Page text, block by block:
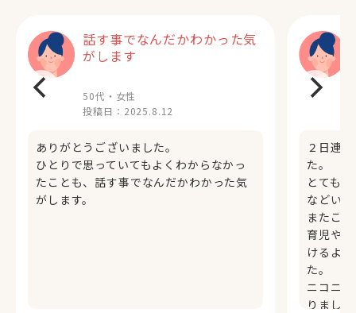
話す事でなんだかわかった気
がします
50代・女性
投稿日： 2025.8.12
ありがとうございました。
ひとりで思っていてもよくわからなかっ
たことも、話す事でなんだかわかった気
がします。
２日連
た。
とても
などい
またこ
育児や
けるよ
た。
ニコニ
りまし